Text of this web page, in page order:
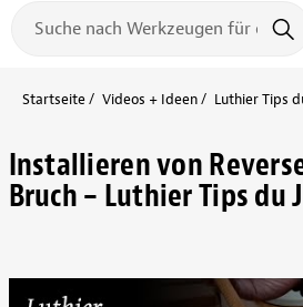
Startseite Videos + Ideen Luthier Tips
Installieren von
Bruch – Luthier Tips du